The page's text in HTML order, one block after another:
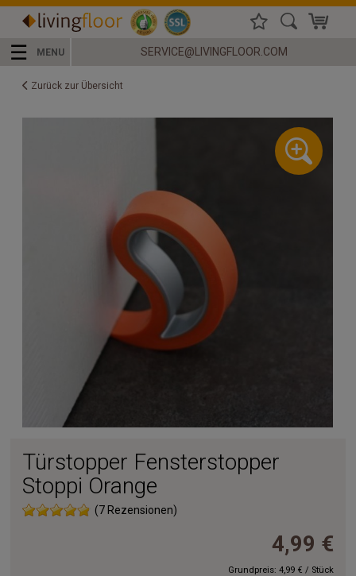
☰ MENU SERVICE@LIVINGFLOOR.COM
Zurück zur Übersicht
Türstopper Fensterstopper
Stoppi Orange
(7 Rezensionen)
4,99 €
Grundpreis: 4,99 € / Stück